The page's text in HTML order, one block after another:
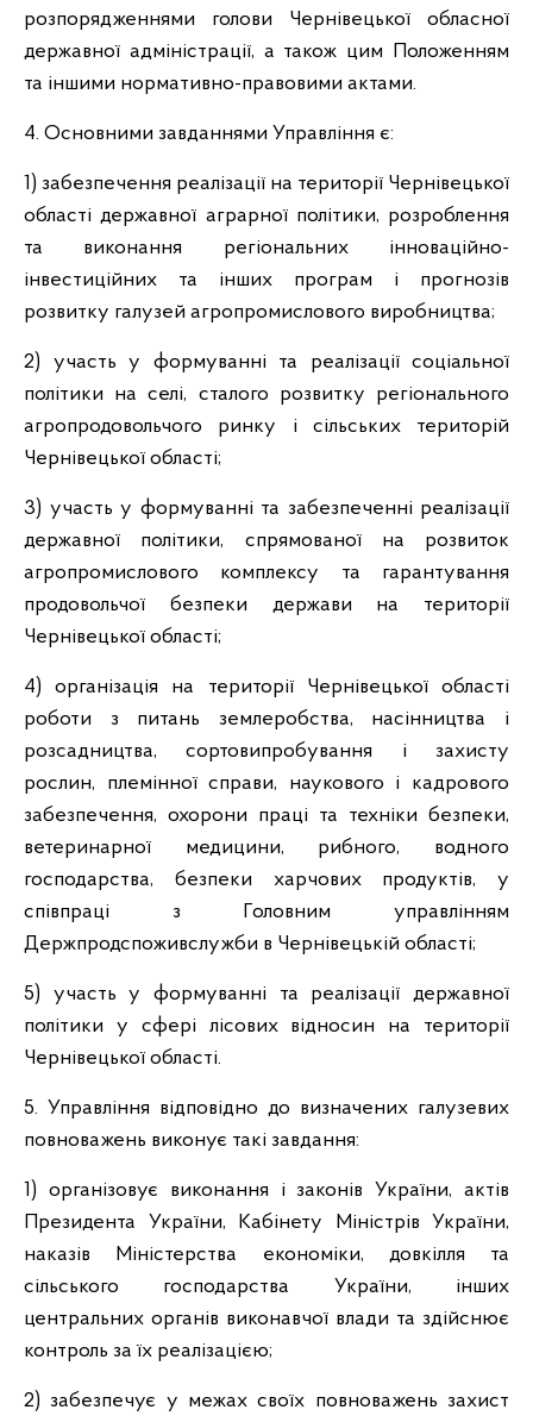
розпорядженнями голови Чернівецької обласної
державної адміністрації, а також цим Положенням
та іншими нормативно-правовими актами.
4. Основними завданнями Управління є:
1) забезпечення реалізації на території Чернівецької
області державної аграрної політики, розроблення
та виконання регіональних інноваційно-
інвестиційних та інших програм і прогнозів
розвитку галузей агропромислового виробництва;
2) участь у формуванні та реалізації соціальної
політики на селі, сталого розвитку регіонального
агропродовольчого ринку і сільських територій
Чернівецької області;
3) участь у формуванні та забезпеченні реалізації
державної політики, спрямованої на розвиток
агропромислового комплексу та гарантування
продовольчої безпеки держави на території
Чернівецької області;
4) організація на території Чернівецької області
роботи з питань землеробства, насінництва і
розсадництва, сортовипробування і захисту
рослин, племінної справи, наукового і кадрового
забезпечення, охорони праці та техніки безпеки,
ветеринарної медицини, рибного, водного
господарства, безпеки харчових продуктів, у
співпраці з Головним управлінням
Держпродспоживслужби в Чернівецькій області;
5) участь у формуванні та реалізації державної
політики у сфері лісових відносин на території
Чернівецької області.
5. Управління відповідно до визначених галузевих
повноважень виконує такі завдання:
1) організовує виконання і законів України, актів
Президента України, Кабінету Міністрів України,
наказів Міністерства економіки, довкілля та
сільського господарства України, інших
центральних органів виконавчої влади та здійснює
контроль за їх реалізацією;
2) забезпечує у межах своїх повноважень захист